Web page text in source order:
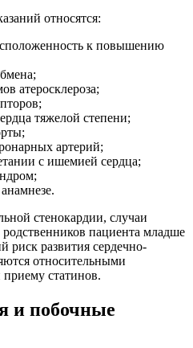
относятся:
к повышению
атеросклероза;
тяжелой степени;
артерий;
с ишемией сердца;
стенокардии, случаи
пациента младше
риск развития сердечно-
относительными
статинов.
и побочные